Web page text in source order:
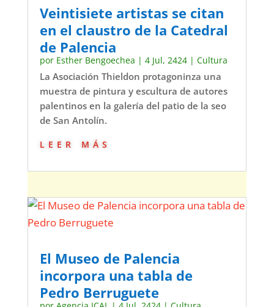
Veintisiete artistas se citan
en el claustro de la Catedral
de Palencia
por Esther Bengoechea | 4 Jul, 2424| Cultura
La Asociación Thieldon protagoninza una
muestra de pintura y escultura de autores
palentinos en la galería del patio de la seo
de San Antolín.
leer más
El Museo de Palencia
incorpora una tabla de
Pedro Berruguete